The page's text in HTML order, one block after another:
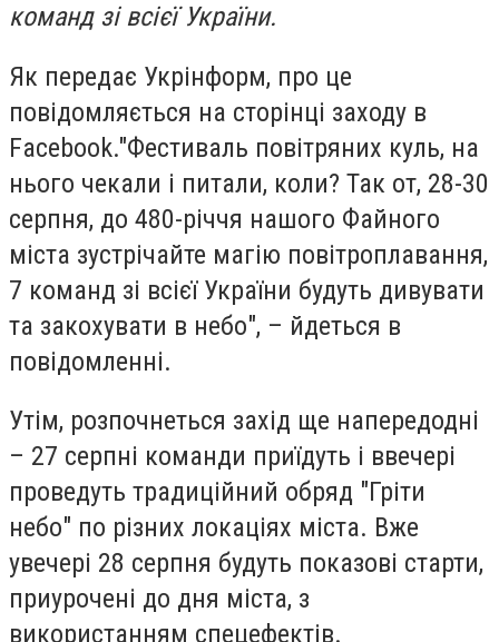
команд зі всієї України.
Як передає Укрінформ, про це
повідомляється на сторінці заходу в
Facebook."Фестиваль повітряних куль, на
нього чекали і питали, коли? Так от, 28-30
серпня, до 480-річчя нашого Файного
міста зустрічайте магію повітроплавання,
7 команд зі всієї України будуть дивувати
та закохувати в небо", – йдеться в
повідомленні.
Утім, розпочнеться захід ще напередодні
– 27 серпні команди приїдуть і ввечері
проведуть традиційний обряд "Гріти
небо" по різних локаціях міста. Вже
увечері 28 серпня будуть показові старти,
приурочені до дня міста, з
використанням спецефектів.